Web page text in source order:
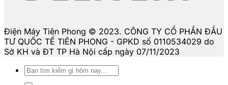
Điện Máy Tiên Phong © 2023. CÔNG TY CỔ PHẦN ĐẦU
TƯ QUỐC TẾ TIÊN PHONG - GPKD số 0110534029 do
Sở KH và ĐT TP Hà Nội cấp ngày 07/11/2023
Tìm
kiếm: